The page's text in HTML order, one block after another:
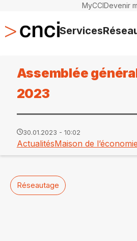
MyCCIDevenir
Services
Assemblée
2023
30.01.2023 - 10:02
ActualitésMaison de l’économie
Réseautage